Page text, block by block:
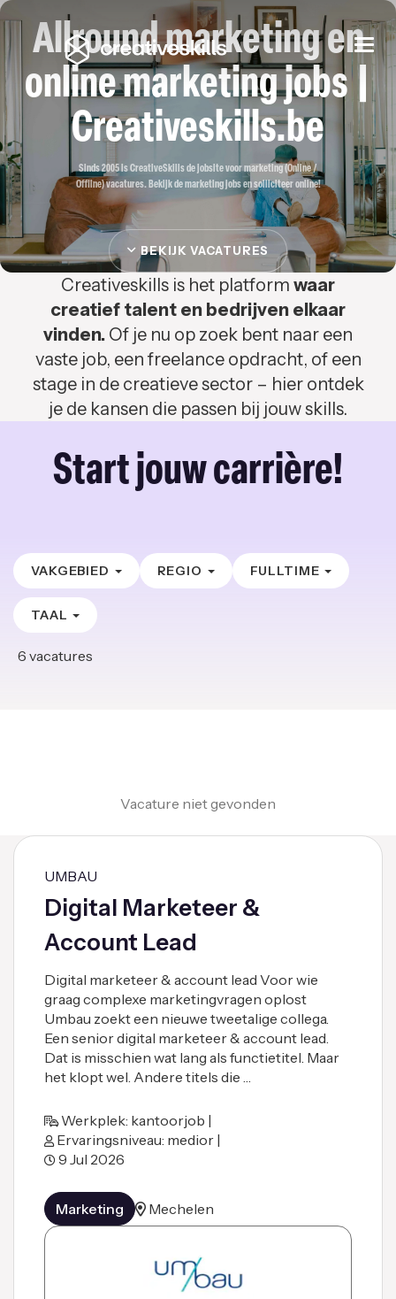
Allround marketing en
online marketing jobs |
Creativeskills.be
Sinds 2005 is CreativeSkills de jobsite voor marketing (Online /
Offline) vacatures. Bekijk de marketing jobs en solliciteer online!
BEKIJK VACATURES
Creativeskills is het platform waar
creatief talent en bedrijven elkaar
vinden. Of je nu op zoek bent naar een
vaste job, een freelance opdracht, of een
stage in de creatieve sector – hier ontdek
je de kansen die passen bij jouw skills.
Start jouw carrière!
VAKGEBIED REGIO FULLTIME
TAAL
6 vacatures
Vacature niet gevonden
UMBAU
Digital Marketeer &
Account Lead
Digital marketeer & account lead Voor wie
graag complexe marketingvragen oplost
Umbau zoekt een nieuwe tweetalige collega.
Een senior digital marketeer & account lead.
Dat is misschien wat lang als functietitel. Maar
het klopt wel. Andere titels die …
Werkplek: kantoorjob |
Ervaringsniveau: medior |
9 Jul 2026
Marketing Mechelen